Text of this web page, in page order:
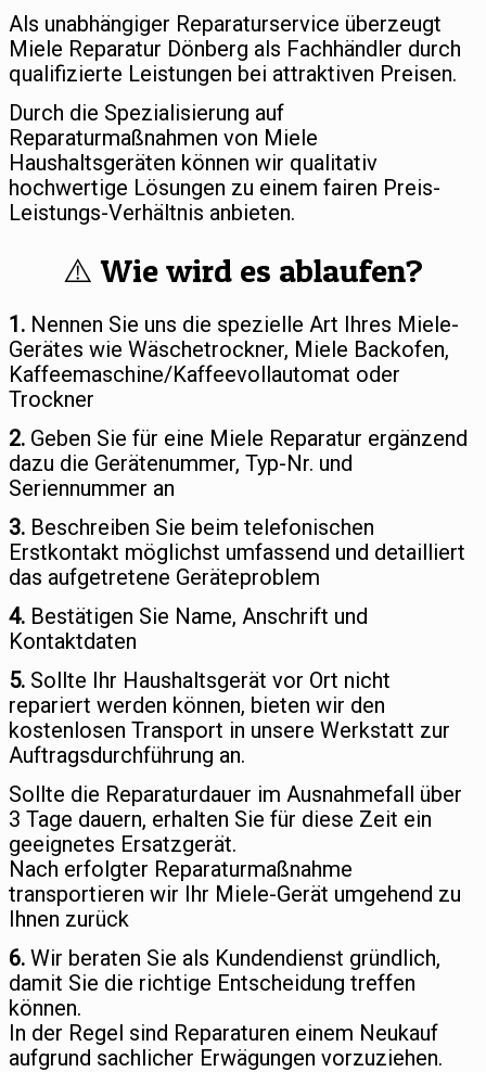
Als unabhängiger Reparaturservice überzeugt
Miele Reparatur Dönberg als Fachhändler durch
qualifizierte Leistungen bei attraktiven Preisen.
Durch die Spezialisierung auf
Reparaturmaßnahmen von Miele
Haushaltsgeräten können wir qualitativ
hochwertige Lösungen zu einem fairen Preis-
Leistungs-Verhältnis anbieten.
⚠️ Wie wird es ablaufen?
1. Nennen Sie uns die spezielle Art Ihres Miele-
Gerätes wie Wäschetrockner, Miele Backofen,
Kaffeemaschine/Kaffeevollautomat oder
Trockner
2. Geben Sie für eine Miele Reparatur ergänzend
dazu die Gerätenummer, Typ-Nr. und
Seriennummer an
3. Beschreiben Sie beim telefonischen
Erstkontakt möglichst umfassend und detailliert
das aufgetretene Geräteproblem
4. Bestätigen Sie Name, Anschrift und
Kontaktdaten
5. Sollte Ihr Haushaltsgerät vor Ort nicht
repariert werden können, bieten wir den
kostenlosen Transport in unsere Werkstatt zur
Auftragsdurchführung an.
Sollte die Reparaturdauer im Ausnahmefall über
3 Tage dauern, erhalten Sie für diese Zeit ein
geeignetes Ersatzgerät.
Nach erfolgter Reparaturmaßnahme
transportieren wir Ihr Miele-Gerät umgehend zu
Ihnen zurück
6. Wir beraten Sie als Kundendienst gründlich,
damit Sie die richtige Entscheidung treffen
können.
In der Regel sind Reparaturen einem Neukauf
aufgrund sachlicher Erwägungen vorzuziehen.